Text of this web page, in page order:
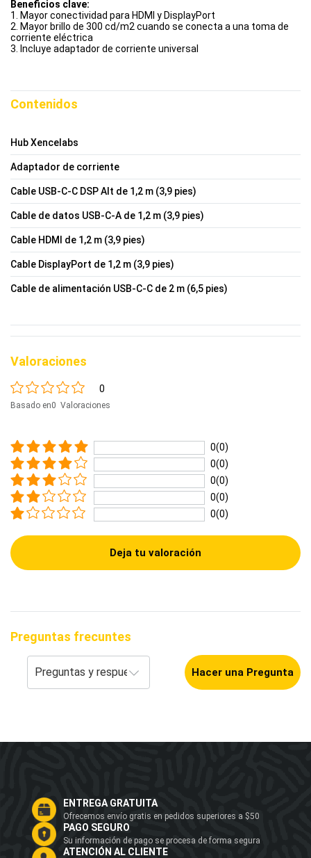
Beneficios clave:
1. Mayor conectividad para HDMI y DisplayPort
2. Mayor brillo de 300 cd/m2 cuando se conecta a una toma de
corriente eléctrica
3. Incluye adaptador de corriente universal
Contenidos
Hub Xencelabs
Adaptador de corriente
Cable USB-C-C DSP Alt de 1,2 m (3,9 pies)
Cable de datos USB-C-A de 1,2 m (3,9 pies)
Cable HDMI de 1,2 m (3,9 pies)
Cable DisplayPort de 1,2 m (3,9 pies)
Cable de alimentación USB-C-C de 2 m (6,5 pies)
Valoraciones
0
Basado en0 Valoraciones
0(0)
0(0)
0(0)
0(0)
0(0)
Deja tu valoración
Preguntas frecuntes
Hacer una Pregunta
ENTREGA GRATUITA
Ofrecemos envío gratis en pedidos superiores a $50
PAGO SEGURO
Su información de pago se procesa de forma segura
ATENCIÓN AL CLIENTE